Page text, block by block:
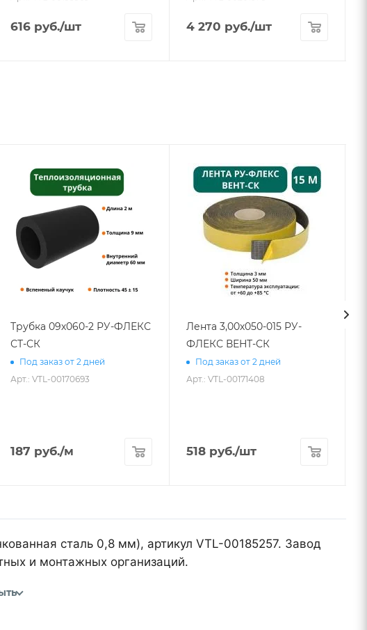
616 руб./шт 4 270 руб./шт
Трубка 09х060-2 РУ-ФЛЕКС
СТ-СК
Под заказ от 2 дней
Арт.: VTL-00170693
187 руб./м
Лента 3,00х050-015 РУ-
ФЛЕКС ВЕНТ-СК
Под заказ от 2 дней
Арт.: VTL-00171408
518 руб./шт
сталь 0,8 мм), артикул VTL-00185257. Завод
и монтажных организаций.